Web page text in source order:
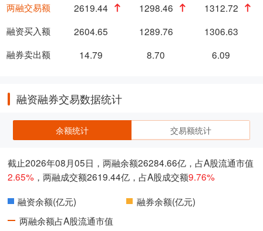
两融交易额
融资买入额
融券卖出额
2619.44
1298.46
1312.72
2604.65
1289.76
1306.63
14.79
8.70 6.09
融资融券交易数据统计
余额统计 交易额统计
截止2026年08月05日，两融余额26284.66亿，占A股流通市值
2.65% ，两融成交额2619.44亿，占A股成交额9.76%
融资余额(亿元)
融券余额(亿元)
两融余额占A股流通市值